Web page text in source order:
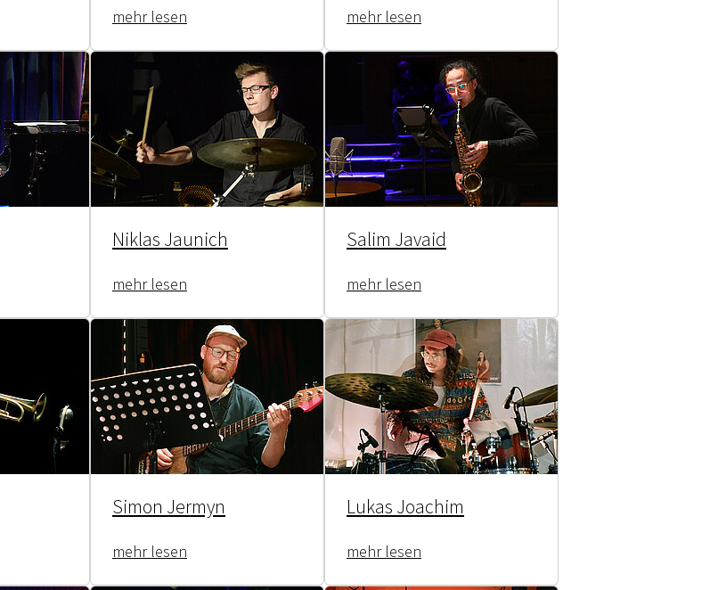
mehr lesen mehr lesen
Niklas Jaunich
mehr lesen
Salim Javaid
mehr lesen
Simon Jermyn
mehr lesen
Lukas Joachim
mehr lesen